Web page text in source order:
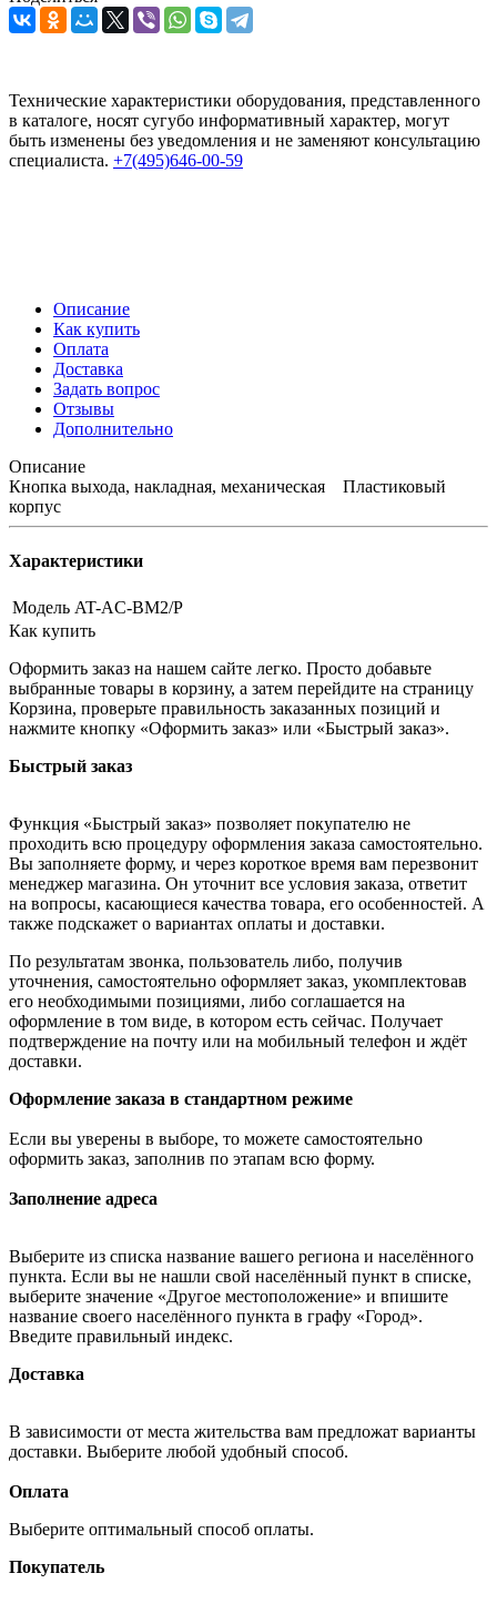
Технические характеристики оборудования, представленного
в каталоге, носят сугубо информативный характер, могут
быть изменены без уведомления и не заменяют консультацию
специалиста. +7(495)646-00-59
Описание
Как купить
Оплата
Доставка
Задать вопрос
Отзывы
Дополнительно
Описание
Кнопка выхода, накладная, механическая Пластиковый
корпус
Характеристики
Модель AT-AC-BМ2/P
Как купить
Оформить заказ на нашем сайте легко. Просто добавьте
выбранные товары в корзину, а затем перейдите на страницу
Корзина, проверьте правильность заказанных позиций и
нажмите кнопку «Оформить заказ» или «Быстрый заказ».
Быстрый заказ
Функция «Быстрый заказ» позволяет покупателю не
проходить всю процедуру оформления заказа самостоятельно.
Вы заполняете форму, и через короткое время вам перезвонит
менеджер магазина. Он уточнит все условия заказа, ответит
на вопросы, касающиеся качества товара, его особенностей. А
также подскажет о вариантах оплаты и доставки.
По результатам звонка, пользователь либо, получив
уточнения, самостоятельно оформляет заказ, укомплектовав
его необходимыми позициями, либо соглашается на
оформление в том виде, в котором есть сейчас. Получает
подтверждение на почту или на мобильный телефон и ждёт
доставки.
Оформление заказа в стандартном режиме
Если вы уверены в выборе, то можете самостоятельно
оформить заказ, заполнив по этапам всю форму.
Заполнение адреса
Выберите из списка название вашего региона и населённого
пункта. Если вы не нашли свой населённый пункт в списке,
выберите значение «Другое местоположение» и впишите
название своего населённого пункта в графу «Город».
Введите правильный индекс.
Доставка
В зависимости от места жительства вам предложат варианты
доставки. Выберите любой удобный способ.
Оплата
Выберите оптимальный способ оплаты.
Покупатель